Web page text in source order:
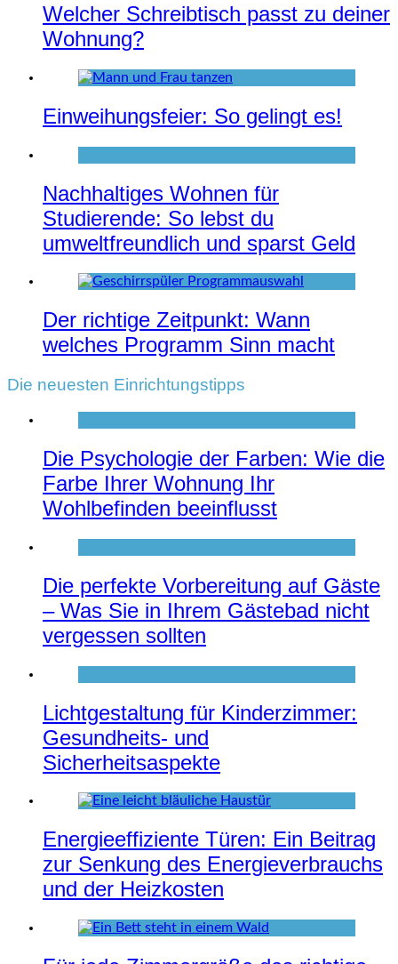
Welcher Schreibtisch passt zu deiner
Wohnung?
Einweihungsfeier: So gelingt es!
Nachhaltiges Wohnen für
Studierende: So lebst du
umweltfreundlich und sparst Geld
Der richtige Zeitpunkt: Wann
welches Programm Sinn macht
Die neuesten Einrichtungstipps
Die Psychologie der Farben: Wie die
Farbe Ihrer Wohnung Ihr
Wohlbefinden beeinflusst
Die perfekte Vorbereitung auf Gäste
– Was Sie in Ihrem Gästebad nicht
vergessen sollten
Lichtgestaltung für Kinderzimmer:
Gesundheits- und
Sicherheitsaspekte
Energieeffiziente Türen: Ein Beitrag
zur Senkung des Energieverbrauchs
und der Heizkosten